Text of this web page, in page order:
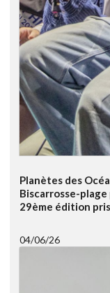
Planètes des
Biscarrosse-
29ème édition
04/06/26